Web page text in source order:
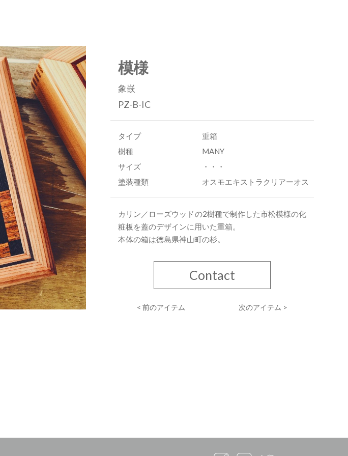
模様
象嵌
PZ-B-IC
タイプ
重箱
樹種
MANY
サイズ
・・・
塗装種類
オスモエキストラクリアーオス
カリン／ローズウッドの2樹種で制作した市松模様の化
粧板を蓋のデザインに用いた重箱。
本体の箱は徳島県神山町の杉。
Contact
< 前のアイテム 次のアイテム >